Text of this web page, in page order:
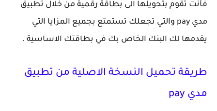
فأنت تقوم بتحويلها الى بطاقة رقمية من خلال تطبيق
مدي pay والتي تجعلك تستمتع بجميع المزايا التي
يقدمها لك البنك الخاص بك في بطاقتك الاساسية .
طريقة تحميل النسخة الاصلية من تطبيق
مدي pay